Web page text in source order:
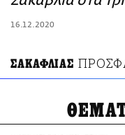
16.12.2020
ΣΑΚΑΦΛΙΑΣ